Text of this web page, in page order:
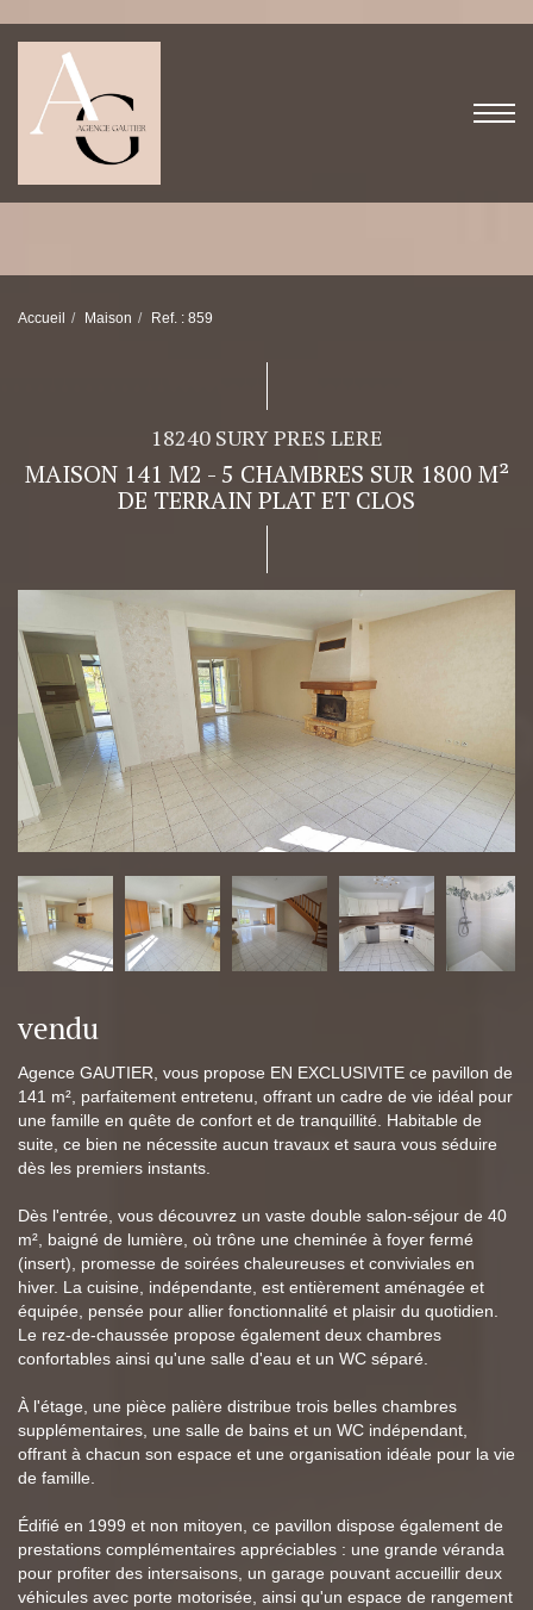
Accueil Maison Ref. : 859
18240 SURY PRES LERE
MAISON 141 M2 - 5 CHAMBRES SUR 1800 M²
DE TERRAIN PLAT ET CLOS
vendu
Agence GAUTIER, vous propose EN EXCLUSIVITE ce pavillon de
141 m², parfaitement entretenu, offrant un cadre de vie idéal pour
une famille en quête de confort et de tranquillité. Habitable de
suite, ce bien ne nécessite aucun travaux et saura vous séduire
dès les premiers instants.
Dès l'entrée, vous découvrez un vaste double salon-séjour de 40
m², baigné de lumière, où trône une cheminée à foyer fermé
(insert), promesse de soirées chaleureuses et conviviales en
hiver. La cuisine, indépendante, est entièrement aménagée et
équipée, pensée pour allier fonctionnalité et plaisir du quotidien.
Le rez-de-chaussée propose également deux chambres
confortables ainsi qu'une salle d'eau et un WC séparé.
À l'étage, une pièce palière distribue trois belles chambres
supplémentaires, une salle de bains et un WC indépendant,
offrant à chacun son espace et une organisation idéale pour la vie
de famille.
Édifié en 1999 et non mitoyen, ce pavillon dispose également de
prestations complémentaires appréciables : une grande véranda
pour profiter des intersaisons, un garage pouvant accueillir deux
véhicules avec porte motorisée, ainsi qu'un espace de rangement